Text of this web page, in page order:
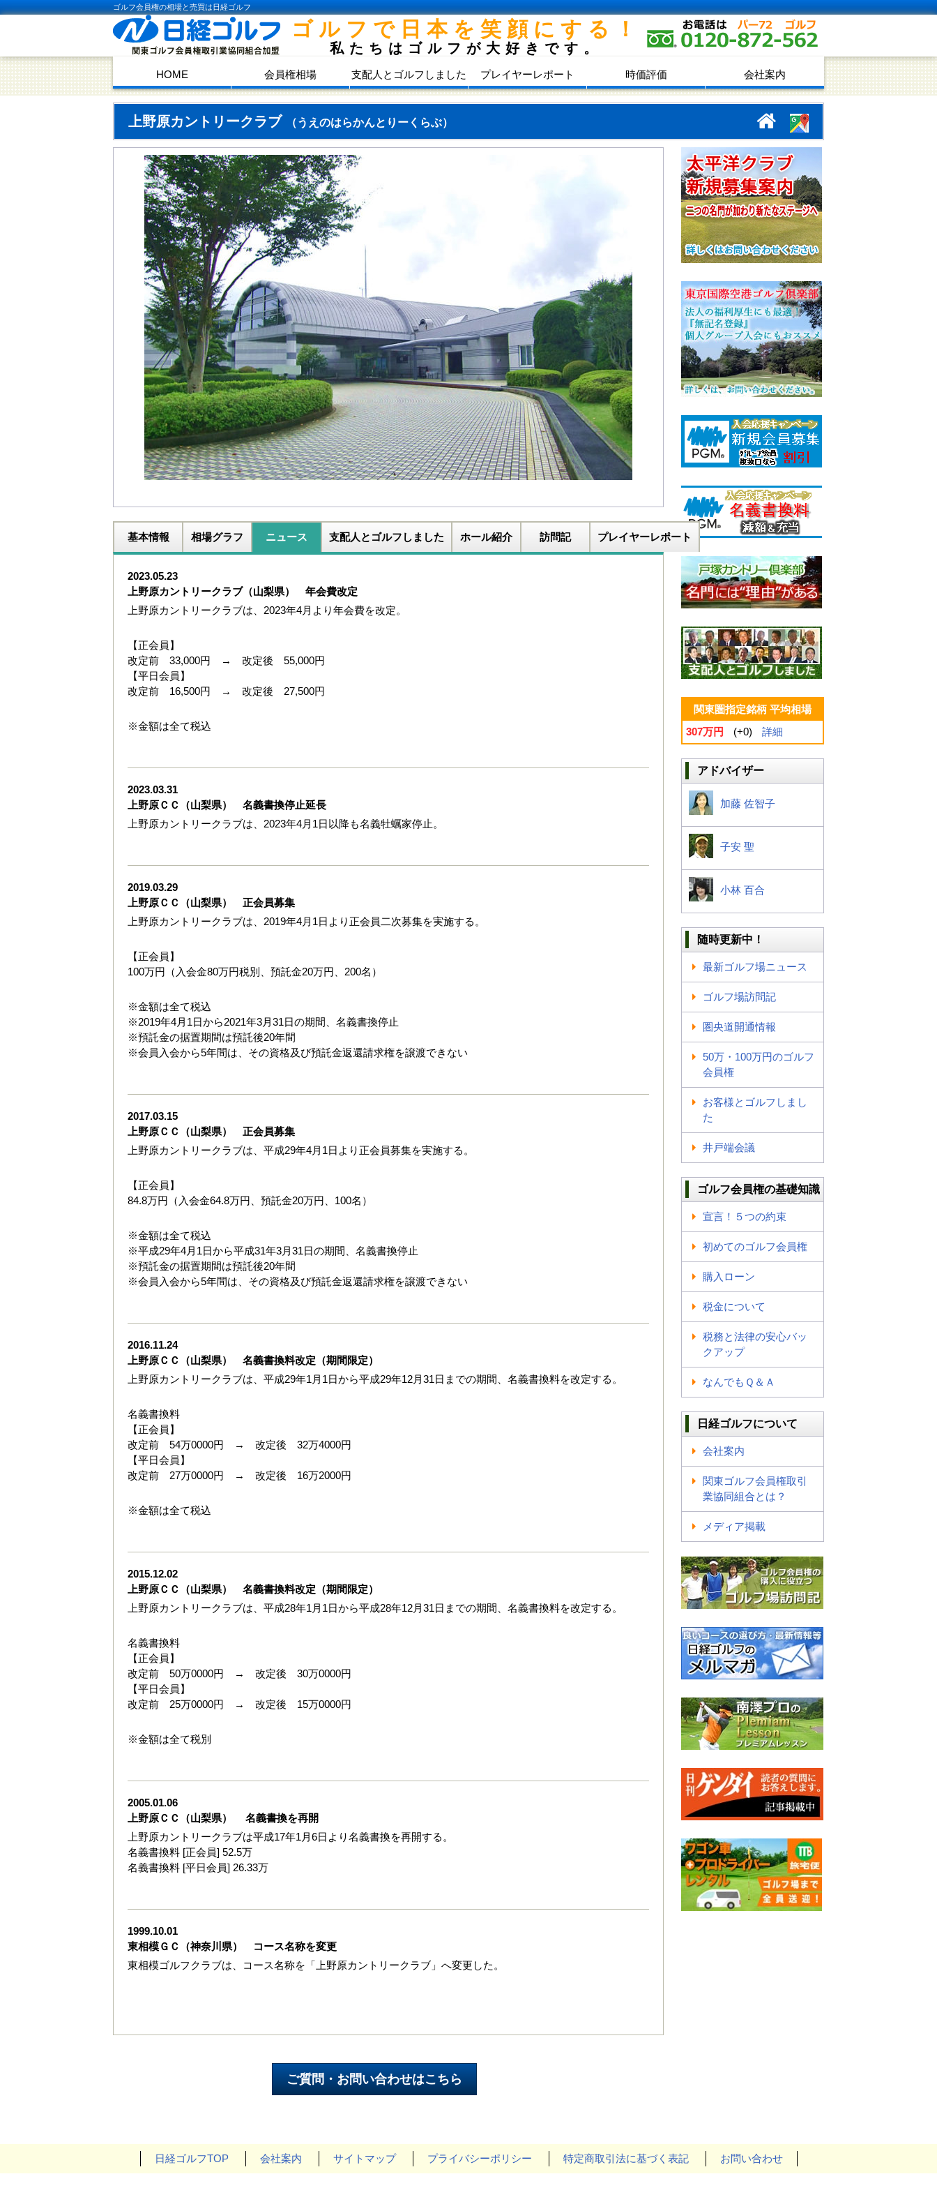
ゴルフ会員権の相場と売買は日経ゴルフ
ゴルフで日本を笑顔にする！
私たちはゴルフが大好きです。
HOME 会員権相場 支配人とゴルフしました プレイヤーレポート 時価評価 会社案内
上野原カントリークラブ （うえのはらかんとりーくらぶ）
基本情報 相場グラフ ニュース 支配人とゴルフしました ホール紹介 訪問記 プレイヤーレポート
2023.05.23
上野原カントリークラブ（山梨県） 年会費改定
上野原カントリークラブは、2023年4月より年会費を改定。
【正会員】
改定前 33,000円 → 改定後 55,000円
【平日会員】
改定前 16,500円 → 改定後 27,500円
※金額は全て税込
2023.03.31
上野原ＣＣ（山梨県） 名義書換停止延長
上野原カントリークラブは、2023年4月1日以降も名義牡蠣家停止。
2019.03.29
上野原ＣＣ（山梨県） 正会員募集
上野原カントリークラブは、2019年4月1日より正会員二次募集を実施する。
【正会員】
100万円（入会金80万円税別、預託金20万円、200名）
※金額は全て税込
※2019年4月1日から2021年3月31日の期間、名義書換停止
※預託金の据置期間は預託後20年間
※会員入会から5年間は、その資格及び預託金返還請求権を譲渡できない
2017.03.15
上野原ＣＣ（山梨県） 正会員募集
上野原カントリークラブは、平成29年4月1日より正会員募集を実施する。
【正会員】
84.8万円（入会金64.8万円、預託金20万円、100名）
※金額は全て税込
※平成29年4月1日から平成31年3月31日の期間、名義書換停止
※預託金の据置期間は預託後20年間
※会員入会から5年間は、その資格及び預託金返還請求権を譲渡できない
2016.11.24
上野原ＣＣ（山梨県） 名義書換料改定（期間限定）
上野原カントリークラブは、平成29年1月1日から平成29年12月31日までの期間、名義書換料を改定する。
名義書換料
【正会員】
改定前 54万0000円 → 改定後 32万4000円
【平日会員】
改定前 27万0000円 → 改定後 16万2000円
※金額は全て税込
2015.12.02
上野原ＣＣ（山梨県） 名義書換料改定（期間限定）
上野原カントリークラブは、平成28年1月1日から平成28年12月31日までの期間、名義書換料を改定する。
名義書換料
【正会員】
改定前 50万0000円 → 改定後 30万0000円
【平日会員】
改定前 25万0000円 → 改定後 15万0000円
※金額は全て税別
2005.01.06
上野原ＣＣ（山梨県） 名義書換を再開
上野原カントリークラブは平成17年1月6日より名義書換を再開する。
名義書換料 [正会員] 52.5万
名義書換料 [平日会員] 26.33万
1999.10.01
東相模ＧＣ（神奈川県） コース名称を変更
東相模ゴルフクラブは、コース名称を「上野原カントリークラブ」へ変更した。
関東圏指定銘柄 平均相場
307万円
(+0) 詳細
アドバイザー
加藤 佐智子
子安 聖
小林 百合
随時更新中！
最新ゴルフ場ニュース
ゴルフ場訪問記
圏央道開通情報
50万・100万円のゴルフ
会員権
お客様とゴルフしまし
た
井戸端会議
ゴルフ会員権の基礎知識
宣言！５つの約束
初めてのゴルフ会員権
購入ローン
税金について
税務と法律の安心バッ
クアップ
なんでもＱ＆Ａ
日経ゴルフについて
会社案内
関東ゴルフ会員権取引
業協同組合とは？
メディア掲載
日経ゴルフTOP 会社案内 サイトマップ プライバシーポリシー 特定商取引法に基づく表記 お問い合わせ